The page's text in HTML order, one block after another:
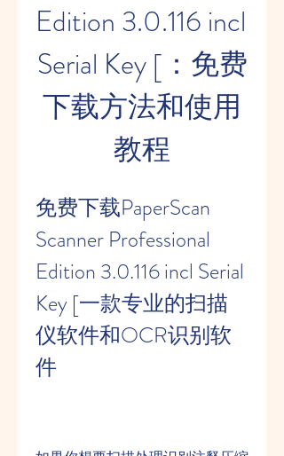
Edition 3.0.116 incl
Serial Key [：免费
下载方法和使用
教程
免费下载PaperScan
Scanner Professional
Edition 3.0.116 incl Serial
Key [一款专业的扫描
仪软件和OCR识别软
件